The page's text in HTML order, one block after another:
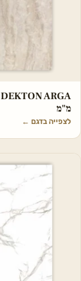
מ"מ
לצפייה בדגם ←